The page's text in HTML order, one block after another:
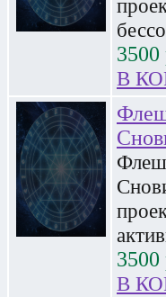
3500
В
3500
В